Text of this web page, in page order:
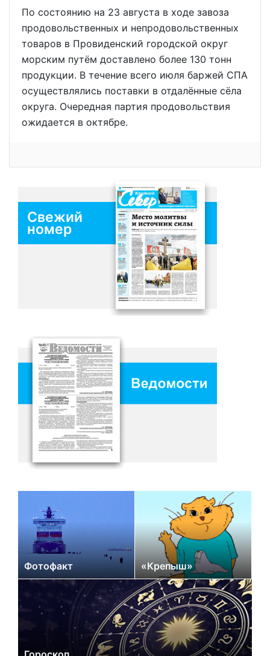
По состоянию на 23 августа в ходе завоза
продовольственных и непродовольственных
товаров в Провиденский городской округ
морским путём доставлено более 130 тонн
продукции. В течение всего июля баржей СПА
осуществлялись поставки в отдалённые сёла
округа. Очередная партия продовольствия
ожидается в октябре.
Свежий
номер
Фотофакт «Крепыш»